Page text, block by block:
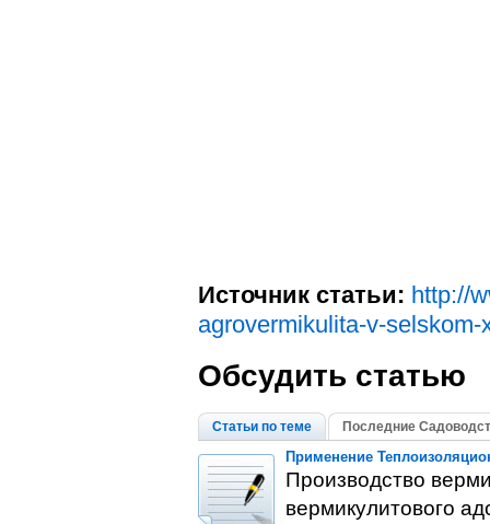
Источник статьи: http://
agrovermikulita-v-
Обсудить статью
Статьи по теме Последние
Применение
Производство
вермикулитового